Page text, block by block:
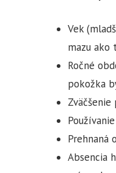
Vek
mazu ako
Ročné
pokožka
Zväčšenie
Prehnaná
Absencia